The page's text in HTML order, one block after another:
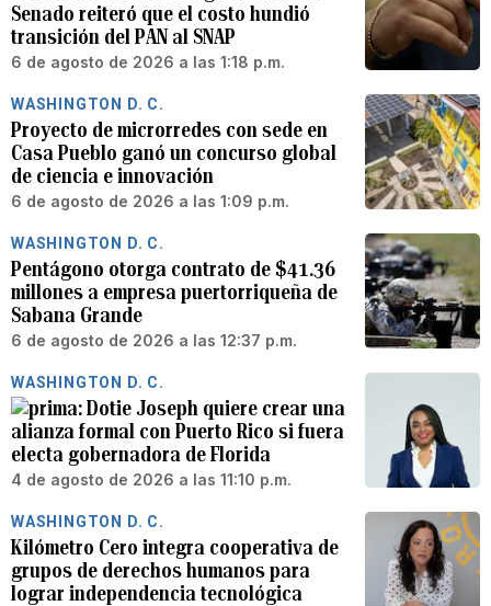
Senado reiteró que el costo hundió
transición del PAN al SNAP
6 de agosto de 2026 a las 1:18 p.m.
WASHINGTON D. C.
Proyecto de microrredes con sede en
Casa Pueblo ganó un concurso global
de ciencia e innovación
6 de agosto de 2026 a las 1:09 p.m.
WASHINGTON D. C.
Pentágono otorga contrato de $41.36
millones a empresa puertorriqueña de
Sabana Grande
6 de agosto de 2026 a las 12:37 p.m.
WASHINGTON D. C.
Dotie Joseph quiere crear una
alianza formal con Puerto Rico si fuera
electa gobernadora de Florida
4 de agosto de 2026 a las 11:10 p.m.
WASHINGTON D. C.
Kilómetro Cero integra cooperativa de
grupos de derechos humanos para
lograr independencia tecnológica